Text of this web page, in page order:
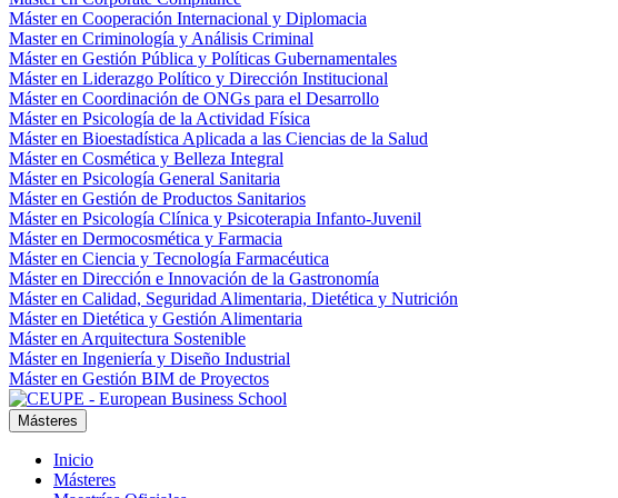
Máster en Cooperación Internacional y Diplomacia
Master en Criminología y Análisis Criminal
Máster en Gestión Pública y Políticas Gubernamentales
Máster en Liderazgo Político y Dirección Institucional
Máster en Coordinación de ONGs para el Desarrollo
Máster en Psicología de la Actividad Física
Máster en Bioestadística Aplicada a las Ciencias de la Salud
Máster en Cosmética y Belleza Integral
Máster en Psicología General Sanitaria
Máster en Gestión de Productos Sanitarios
Máster en Psicología Clínica y Psicoterapia Infanto-Juvenil
Máster en Dermocosmética y Farmacia
Máster en Ciencia y Tecnología Farmacéutica
Máster en Dirección e Innovación de la Gastronomía
Máster en Calidad, Seguridad Alimentaria, Dietética y Nutrición
Máster en Dietética y Gestión Alimentaria
Máster en Arquitectura Sostenible
Máster en Ingeniería y Diseño Industrial
Máster en Gestión BIM de Proyectos
Másteres
Inicio
Másteres